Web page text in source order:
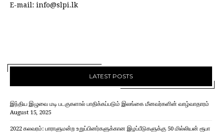
E-mail: info@slpi.lk
LATEST POSTS
இந்திய இழுவை மடி படகுகளால் பாதிக்கப்படும் இலங்கை மீனவர்களின் வாழ்வாதாரம்
August 15, 2025
2022 கலவரம்: பாராளுமன்ற உறுப்பினர்களுக்கான இழப்பீடுகளுக்கு 50 மில்லியன் ரூபா